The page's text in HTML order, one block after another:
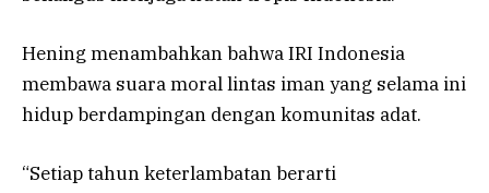
Hening menambahkan bahwa IRI Indonesia
membawa suara moral lintas iman yang selama ini
hidup berdampingan dengan komunitas adat.
“Setiap tahun keterlambatan berarti